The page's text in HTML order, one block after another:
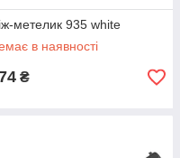
метелик 935 white
в наявності
₴